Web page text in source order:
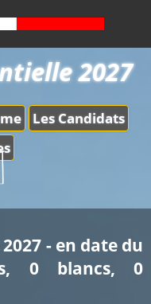
Les Candidats
2027
- en date du
0 blancs, 0